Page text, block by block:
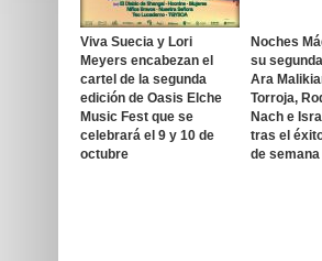
Viva Suecia y Lori
Meyers encabezan el
cartel de la segunda
edición de Oasis Elche
Music Fest que se
celebrará el 9 y 10 de
octubre
Noches
su
Ara
Torroja,
Nach e
tras el
de semana